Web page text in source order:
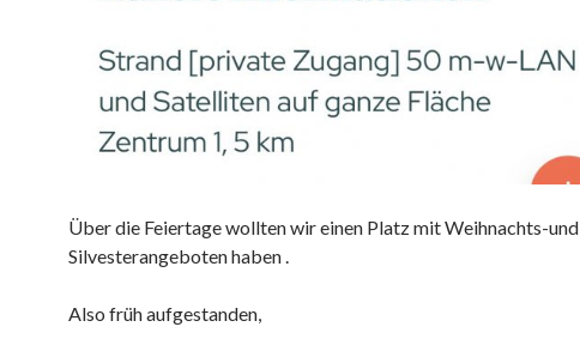
Über die Feiertage wollten wir einen Platz mit Weihnachts-und
Silvesterangeboten haben .
Also früh aufgestanden,